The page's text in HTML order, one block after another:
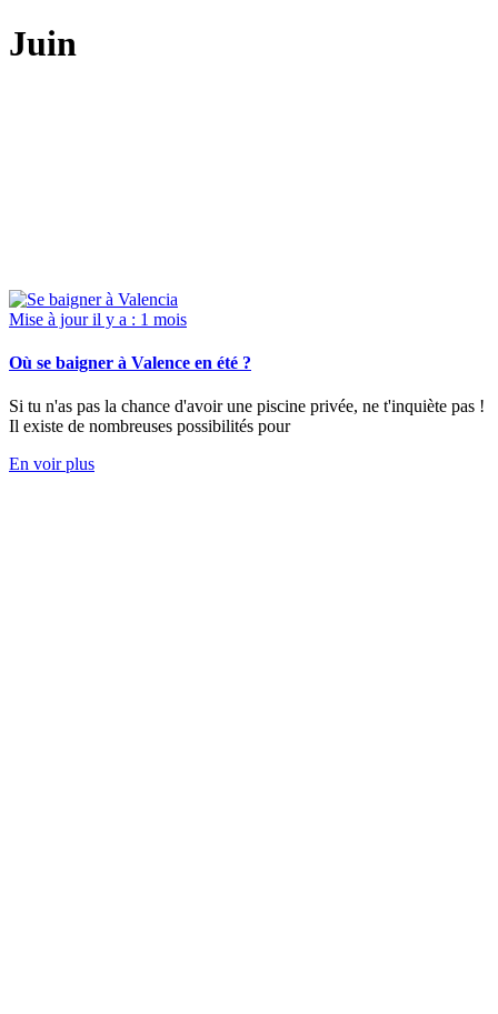
Juin
Mise à jour il y a : 1 mois
Où se baigner à Valence en été ?
Si tu n'as pas la chance d'avoir une piscine privée, ne t'inquiète pas !
Il existe de nombreuses possibilités pour
En voir plus